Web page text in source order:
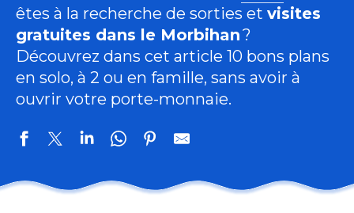
êtes à la recherche de sorties et visites
gratuites dans le Morbihan?
Découvrez dans cet article 10 bons plans
en solo, à 2 ou en famille, sans avoir à
ouvrir votre porte-monnaie.